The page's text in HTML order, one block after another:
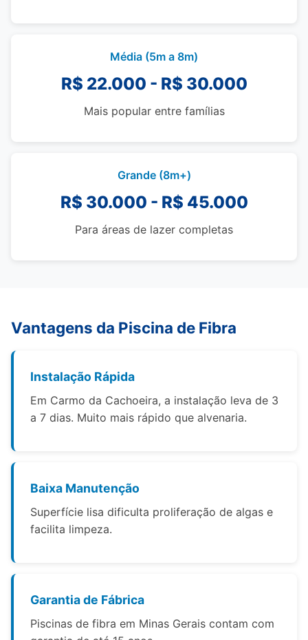
Média (5m a 8m)
R$ 22.000 - R$ 30.000
Mais popular entre famílias
Grande (8m+)
R$ 30.000 - R$ 45.000
Para áreas de lazer completas
Vantagens da Piscina de Fibra
Instalação Rápida
Em Carmo da Cachoeira, a instalação leva de 3
a 7 dias. Muito mais rápido que alvenaria.
Baixa Manutenção
Superfície lisa dificulta proliferação de algas e
facilita limpeza.
Garantia de Fábrica
Piscinas de fibra em Minas Gerais contam com